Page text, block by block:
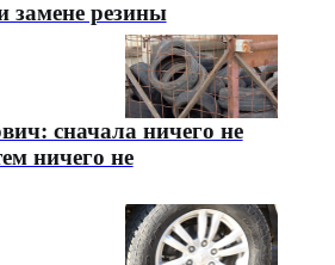
замене резины
сначала ничего не
ничего не